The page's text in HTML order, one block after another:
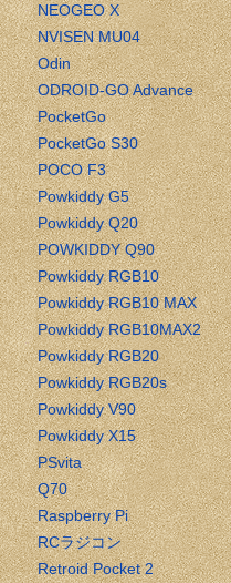
NEOGEO X
NVISEN MU04
Odin
ODROID-GO Advance
PocketGo
PocketGo S30
POCO F3
Powkiddy G5
Powkiddy Q20
POWKIDDY Q90
Powkiddy RGB10
Powkiddy RGB10 MAX
Powkiddy RGB10MAX2
Powkiddy RGB20
Powkiddy RGB20s
Powkiddy V90
Powkiddy X15
PSvita
Q70
Raspberry Pi
RCラジコン
Retroid Pocket 2